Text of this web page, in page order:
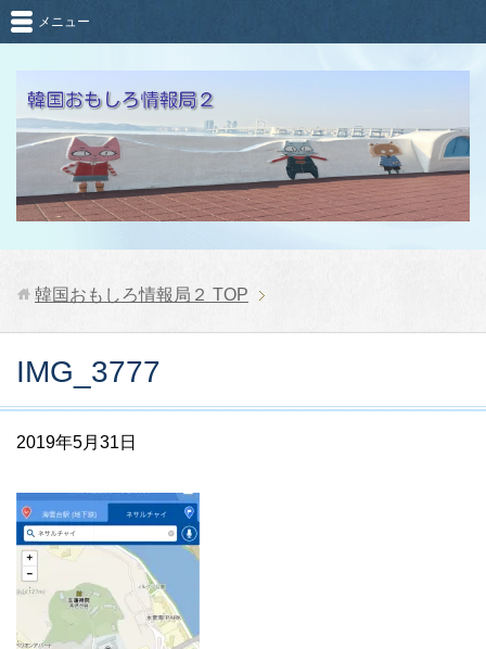
メニュー
韓国おもしろ情報局２ TOP
IMG_3777
2019年5月31日